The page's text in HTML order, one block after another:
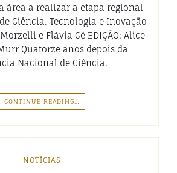
área a realizar a etapa regional
Ciência, Tecnologia e Inovação
e Flávia Cé EDIÇÃO: Alice
Quatorze anos depois da
Nacional de Ciência,
CONTINUE READING…
NOTÍCIAS